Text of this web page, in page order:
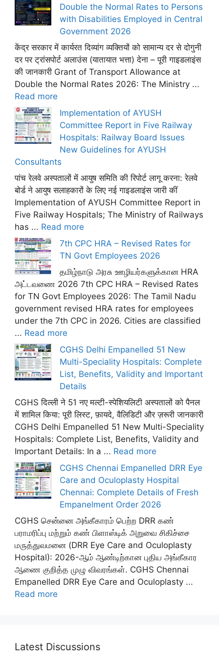
Double the Normal Rates to Persons
with Disabilities Employed in Central
Government 2026
केंद्र सरकार में कार्यरत दिव्यांग व्यक्तियों को सामान्य दर से दोगुनी
दर पर ट्रांसपोर्ट अलाउंस (यातायात भत्ता) देना – पूरी गाइडलाइंस
की जानकारी Grant of Transport Allowance at
Double the Normal Rates 2026: The Ministry ...
Read more
Implementation of AYUSH
Committee Report in Five Railway
Hospitals: Railway Board Issues
New Guidelines for AYUSH
Consultants
पांच रेलवे अस्पतालों में आयुष समिति की रिपोर्ट लागू करना: रेलवे
बोर्ड ने आयुष सलाहकारों के लिए नई गाइडलाइंस जारी कीं
Implementation of AYUSH Committee Report in
Five Railway Hospitals; The Ministry of Railways
has ... Read more
7th CPC HRA – Revised Rates for
TN Govt Employees 2026
தமிழ்நாடு அரசு ஊழியர்களுக்கான HRA
அட்டவணை 2026 7th CPC HRA – Revised Rates
for TN Govt Employees 2026: The Tamil Nadu
government revised HRA rates for employees
under the 7th CPC in 2026. Cities are classified
... Read more
CGHS Delhi Empanelled 51 New
Multi-Speciality Hospitals: Complete
List, Benefits, Validity and Important
Details
CGHS दिल्ली ने 51 नए मल्टी-स्पेशियलिटी अस्पतालों को पैनल
में शामिल किया: पूरी लिस्ट, फ़ायदे, वैलिडिटी और ज़रूरी जानकारी
CGHS Delhi Empanelled 51 New Multi-Speciality
Hospitals: Complete List, Benefits, Validity and
Important Details: In a ... Read more
CGHS Chennai Empanelled DRR Eye
Care and Oculoplasty Hospital
Chennai: Complete Details of Fresh
Empanelment Order 2026
CGHS சென்னை அங்கீகாரம் பெற்ற DRR கண்
பராமரிப்பு மற்றும் கண் பிளாஸ்டிக் அறுவை சிகிச்சை
மருத்துவமனை (DRR Eye Care and Oculoplasty
Hospital): 2026-ஆம் ஆண்டிற்கான புதிய அங்கீகார
ஆணை குறித்த முழு விவரங்கள். CGHS Chennai
Empanelled DRR Eye Care and Oculoplasty ...
Read more
Latest Discussions